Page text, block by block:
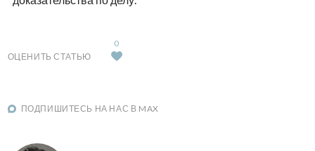
ОЦЕНИТЬ СТАТЬЮ
0
ПОДПИШИТЕСЬ НА НАС В MAX